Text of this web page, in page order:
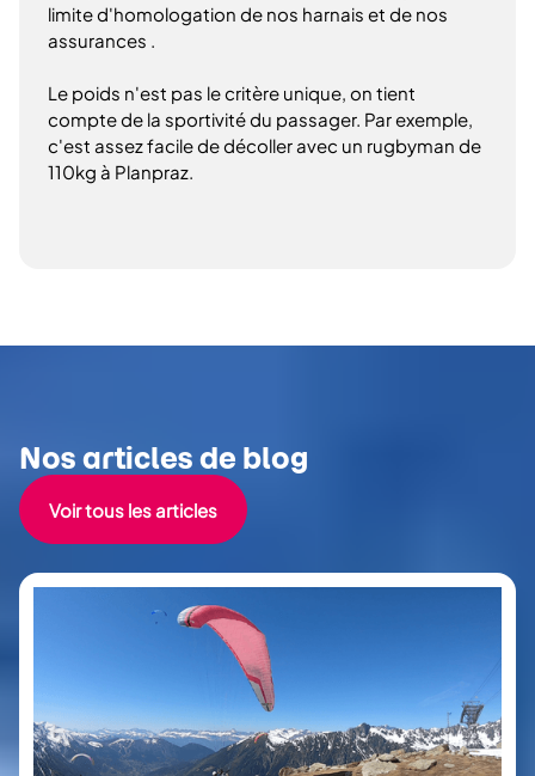
limite d'homologation de nos harnais et de nos
assurances .
Le poids n'est pas le critère unique, on tient
compte de la sportivité du passager. Par exemple,
c'est assez facile de décoller avec un rugbyman de
110kg à Planpraz.
Nos articles de blog
Voir tous les articles